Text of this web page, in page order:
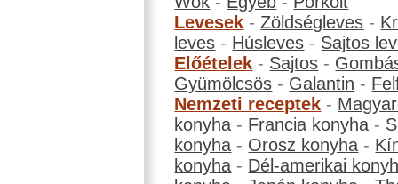
Levesek -Zöldségleves -
leves - Húsleves - Sajtos
Előételek - Sajtos -
Gyümölcsös - Galantin -
Nemzeti receptek -
konyha - Francia konyha -
konyha - Orosz konyha -
konyha - Dél-amerikai